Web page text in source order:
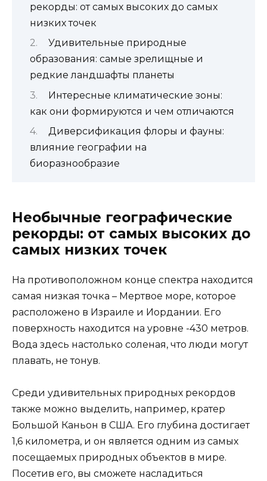
рекорды: от самых высоких до самых
низких точек
Удивительные природные
образования: самые зрелищные и
редкие ландшафты планеты
Интересные климатические зоны:
как они формируются и чем отличаются
Диверсификация флоры и фауны:
влияние географии на
биоразнообразие
Необычные географические
рекорды: от самых высоких до
самых низких точек
На противоположном конце спектра находится
самая низкая точка – Мертвое море, которое
расположено в Израиле и Иордании. Его
поверхность находится на уровне -430 метров.
Вода здесь настолько соленая, что люди могут
плавать, не тонув.
Среди удивительных природных рекордов
также можно выделить, например, кратер
Большой Каньон в США. Его глубина достигает
1,6 километра, и он является одним из самых
посещаемых природных объектов в мире.
Посетив его, вы сможете насладиться